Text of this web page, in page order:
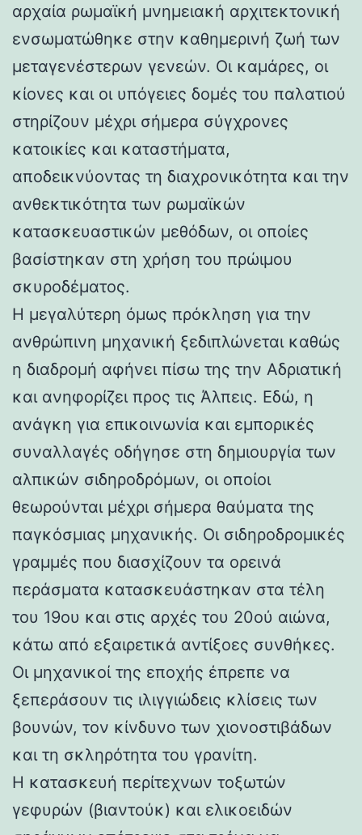
αρχαία ρωμαϊκή μνημειακή αρχιτεκτονική
ενσωματώθηκε στην καθημερινή ζωή των
μεταγενέστερων γενεών. Οι καμάρες, οι
κίονες και οι υπόγειες δομές του παλατιού
στηρίζουν μέχρι σήμερα σύγχρονες
κατοικίες και καταστήματα,
αποδεικνύοντας τη διαχρονικότητα και την
ανθεκτικότητα των ρωμαϊκών
κατασκευαστικών μεθόδων, οι οποίες
βασίστηκαν στη χρήση του πρώιμου
σκυροδέματος.
Η μεγαλύτερη όμως πρόκληση για την
ανθρώπινη μηχανική ξεδιπλώνεται καθώς
η διαδρομή αφήνει πίσω της την Αδριατική
και ανηφορίζει προς τις Άλπεις. Εδώ, η
ανάγκη για επικοινωνία και εμπορικές
συναλλαγές οδήγησε στη δημιουργία των
αλπικών σιδηροδρόμων, οι οποίοι
θεωρούνται μέχρι σήμερα θαύματα της
παγκόσμιας μηχανικής. Οι σιδηροδρομικές
γραμμές που διασχίζουν τα ορεινά
περάσματα κατασκευάστηκαν στα τέλη
του 19ου και στις αρχές του 20ού αιώνα,
κάτω από εξαιρετικά αντίξοες συνθήκες.
Οι μηχανικοί της εποχής έπρεπε να
ξεπεράσουν τις ιλιγγιώδεις κλίσεις των
βουνών, τον κίνδυνο των χιονοστιβάδων
και τη σκληρότητα του γρανίτη.
Η κατασκευή περίτεχνων τοξωτών
γεφυρών (βιαντούκ) και ελικοειδών